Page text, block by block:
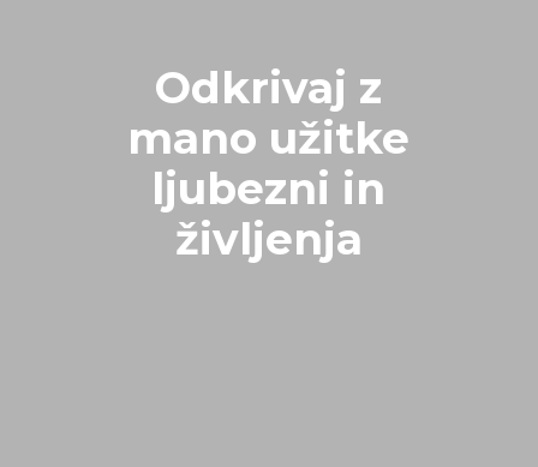
Odkrivaj z
mano užitke
ljubezni in
življenja